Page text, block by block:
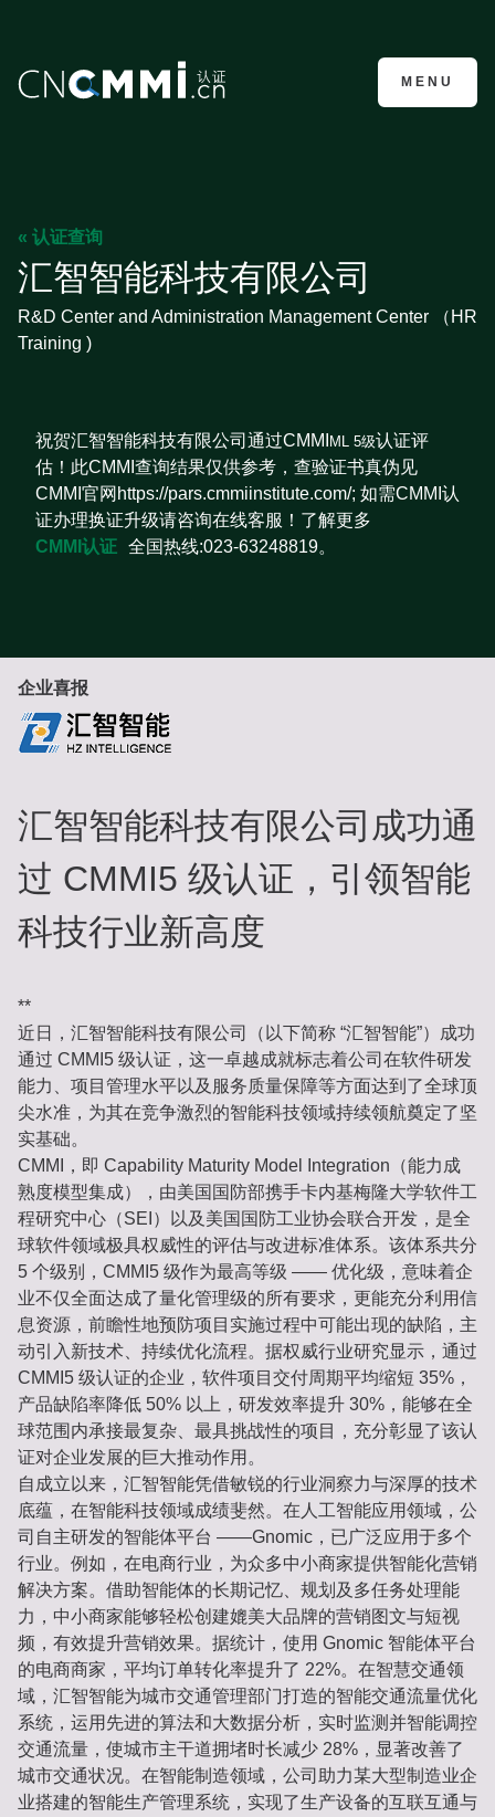
CMMI认证咨询
MENU
« 认证查询
汇智智能科技有限公司
R&D Center and Administration Management Center （HR
Training )
祝贺汇智智能科技有限公司通过CMMI ML 5级认证评
估！此CMMI查询结果仅供参考，查验证书真伪见
CMMI官网https://pars.cmmiinstitute.com/; 如需CMMI认
证办理换证升级请咨询在线客服！了解更多
CMMI认证 全国热线:023-63248819。
企业喜报
汇智智能科技有限公司成功通
过 CMMI5 级认证，引领智能
科技行业新高度
**
近日，汇智智能科技有限公司（以下简称 “汇智智能”）成功
通过 CMMI5 级认证，这一卓越成就标志着公司在软件研发
能力、项目管理水平以及服务质量保障等方面达到了全球顶
尖水准，为其在竞争激烈的智能科技领域持续领航奠定了坚
实基础。
CMMI，即 Capability Maturity Model Integration（能力成
熟度模型集成），由美国国防部携手卡内基梅隆大学软件工
程研究中心（SEI）以及美国国防工业协会联合开发，是全
球软件领域极具权威性的评估与改进标准体系。该体系共分
5 个级别，CMMI5 级作为最高等级 —— 优化级，意味着企
业不仅全面达成了量化管理级的所有要求，更能充分利用信
息资源，前瞻性地预防项目实施过程中可能出现的缺陷，主
动引入新技术、持续优化流程。据权威行业研究显示，通过
CMMI5 级认证的企业，软件项目交付周期平均缩短 35%，
产品缺陷率降低 50% 以上，研发效率提升 30%，能够在全
球范围内承接最复杂、最具挑战性的项目，充分彰显了该认
证对企业发展的巨大推动作用。
自成立以来，汇智智能凭借敏锐的行业洞察力与深厚的技术
底蕴，在智能科技领域成绩斐然。在人工智能应用领域，公
司自主研发的智能体平台 ——Gnomic，已广泛应用于多个
行业。例如，在电商行业，为众多中小商家提供智能化营销
解决方案。借助智能体的长期记忆、规划及多任务处理能
力，中小商家能够轻松创建媲美大品牌的营销图文与短视
频，有效提升营销效果。据统计，使用 Gnomic 智能体平台
的电商商家，平均订单转化率提升了 22%。在智慧交通领
域，汇智智能为城市交通管理部门打造的智能交通流量优化
系统，运用先进的算法和大数据分析，实时监测并智能调控
交通流量，使城市主干道拥堵时长减少 28%，显著改善了
城市交通状况。在智能制造领域，公司助力某大型制造业企
业搭建的智能生产管理系统，实现了生产设备的互联互通与